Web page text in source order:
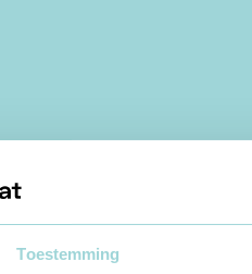
Toestemming